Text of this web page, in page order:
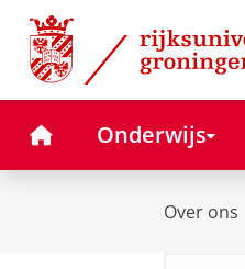
Skip
Content
Skip
Navigation
HomeOnderwijs
Over ons